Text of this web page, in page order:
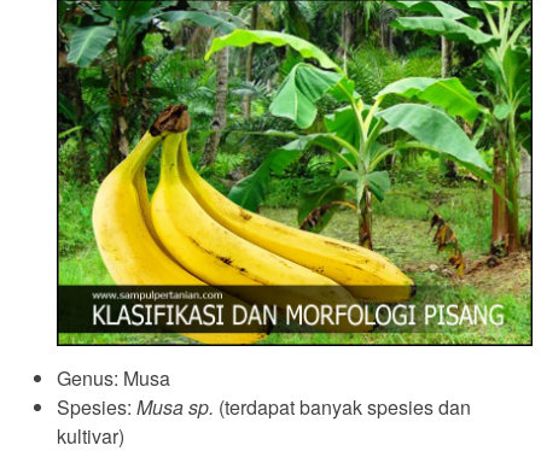
Genus: Musa
Spesies: Musa sp. (terdapat banyak spesies dan
kultivar)